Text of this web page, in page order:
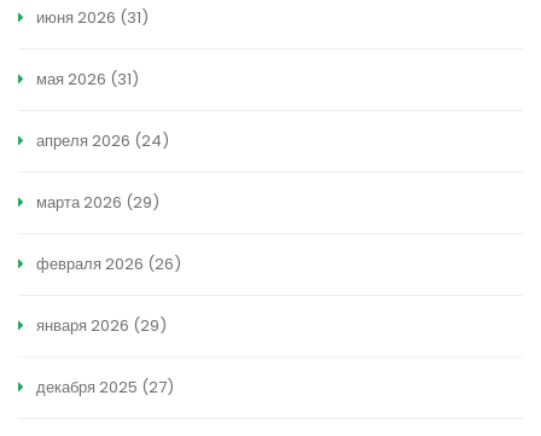
июня 2026 (31)
мая 2026 (31)
апреля 2026 (24)
марта 2026 (29)
февраля 2026 (26)
января 2026 (29)
декабря 2025 (27)